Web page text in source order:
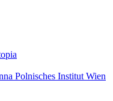
Polnisches Institut Wien